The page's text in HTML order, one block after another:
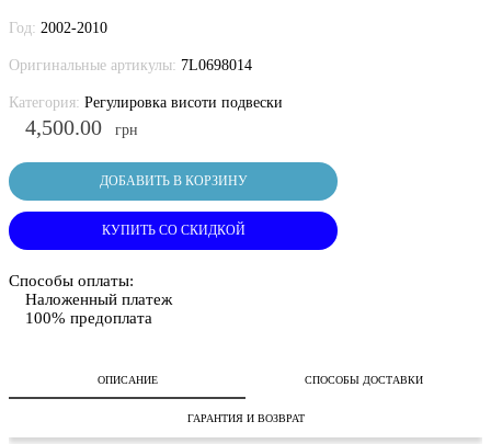
Год: 2002-2010
Оригинальные артикулы: 7L0698014
Категория: Регулировка висоти подвески
4,500.00 грн
ДОБАВИТЬ В КОРЗИНУ
КУПИТЬ СО СКИДКОЙ
Способы оплаты:
Наложенный платеж
100% предоплата
ОПИСАНИЕ СПОСОБЫ ДОСТАВКИ
ГАРАНТИЯ И ВОЗВРАТ